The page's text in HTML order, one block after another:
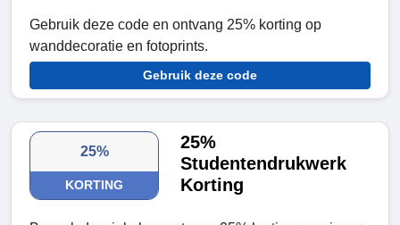
Gebruik deze code en ontvang 25% korting op
wanddecoratie en fotoprints.
Gebruik deze code
25%
KORTING
25%
Studentendrukwerk
Korting